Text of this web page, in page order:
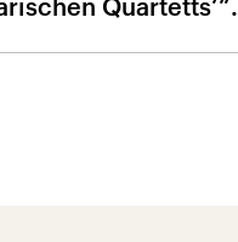
Quartetts‘“.